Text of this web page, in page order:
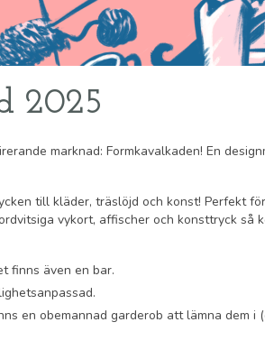
2025
marknad: Formkavalkaden! En
till kläder, träslöjd och konst! Perfekt
vykort, affischer och konsttryck så
finns även en bar.
en obemannad garderob att lämna dem i